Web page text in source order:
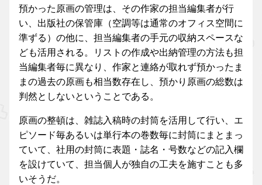
預かった原画の管理は、その作家の担当編集者が行
い、出版社の保管庫（空調等は通常のオフィス空間に
準ずる）の他に、担当編集者の手元の収納スペースな
ども活用される。リストの作成や出納管理の方法も担
当編集者毎に異なり、作家と連絡が取れず預かったま
まの過去の原画も相当数存在し、預かり原画の総数は
判然としないということである。
原画の整頓は、雑誌入稿時の封筒を活用して行い、エ
ピソード毎あるいは単行本の巻数毎に封筒にまとまっ
ていて、社用の封筒に表題・誌名・号数などの記入欄
を設けていて、担当個人が独自の工夫を施すことも多
いそうだ。